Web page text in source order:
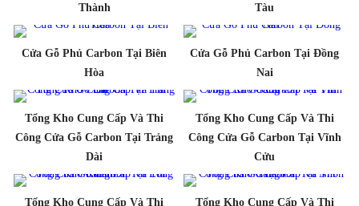
Thành
Tàu
Cửa Gỗ Phủ Carbon Tại Biên
Hòa
Cửa Gỗ Phủ Carbon Tại Đồng
Nai
Tổng Kho Cung Cấp Và Thi
Công Cửa Gỗ Carbon Tại Trảng
Dài
Tổng Kho Cung Cấp Và Thi
Công Cửa Gỗ Carbon Tại Vĩnh
Cửu
Tổng Kho Cung Cấp Và Thi Tổng Kho Cung Cấp Và Thi